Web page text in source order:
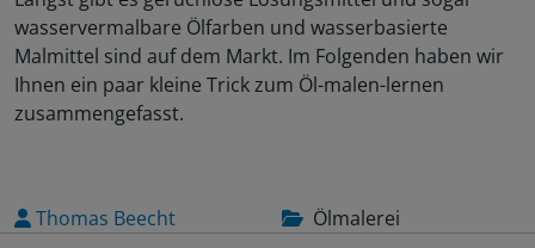
wasservermalbare Ölfarben und wasserbasierte
Malmittel sind auf dem Markt. Im Folgenden haben wir
Ihnen ein paar kleine Trick zum Öl-malen-lernen
zusammengefasst.
Thomas Beecht Ölmalerei